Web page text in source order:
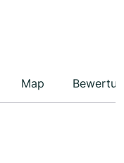
Map